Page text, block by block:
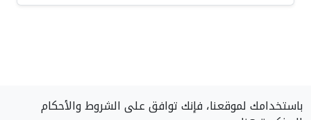
باستخدامك لموقعنا، فإنك توافق على الشروط والأحكام